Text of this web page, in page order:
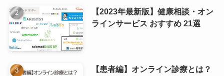
【2023年最新版】健康相談・オン
ラインサービス おすすめ 21選
【患者編】オンライン診療とは？